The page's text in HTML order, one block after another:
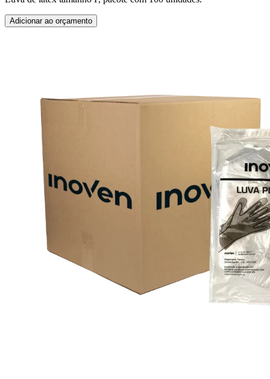
Adicionar ao orçamento